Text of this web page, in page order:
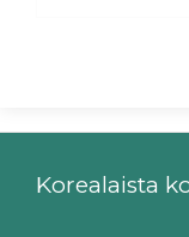
Korealaista